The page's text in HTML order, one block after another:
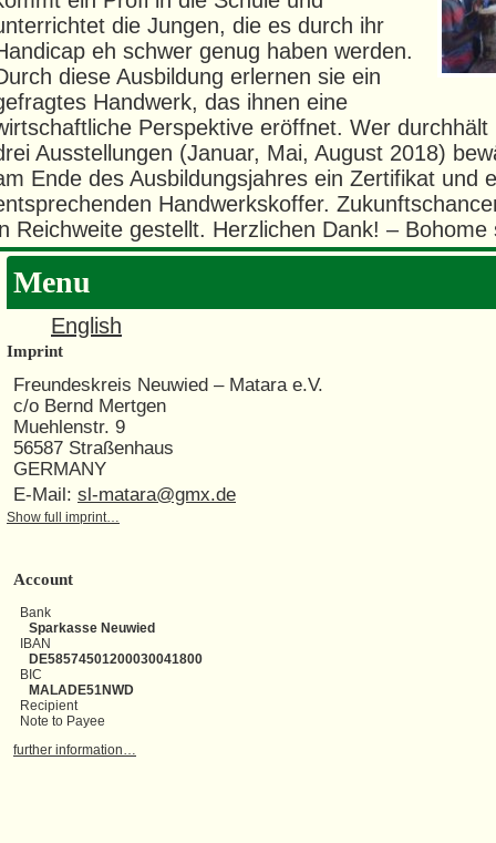
die Jungen, die es durch ihr
eh schwer genug haben werden.
diese Ausbildung erlernen sie ein
Handwerk, das ihnen eine
Perspektive eröffnet. Wer durchhält
Ausstellungen (Januar, Mai, August 2018)
Ende des Ausbildungsjahres ein Zertifikat und
Handwerkskoffer.
Reichweite gestellt. Herzlichen Dank! – Bohome
Menu
English
Imprint
Freundeskreis Neuwied – Matara e.V.
c/o Bernd Mertgen
Muehlenstr. 9
56587 Straßenhaus
GERMANY
E-Mail: sl-matara@gmx.de
Show full imprint…
Account
Bank
Sparkasse Neuwied
IBAN
DE58574501200030041800
BIC
MALADE51NWD
Recipient
Note to Payee
further information…